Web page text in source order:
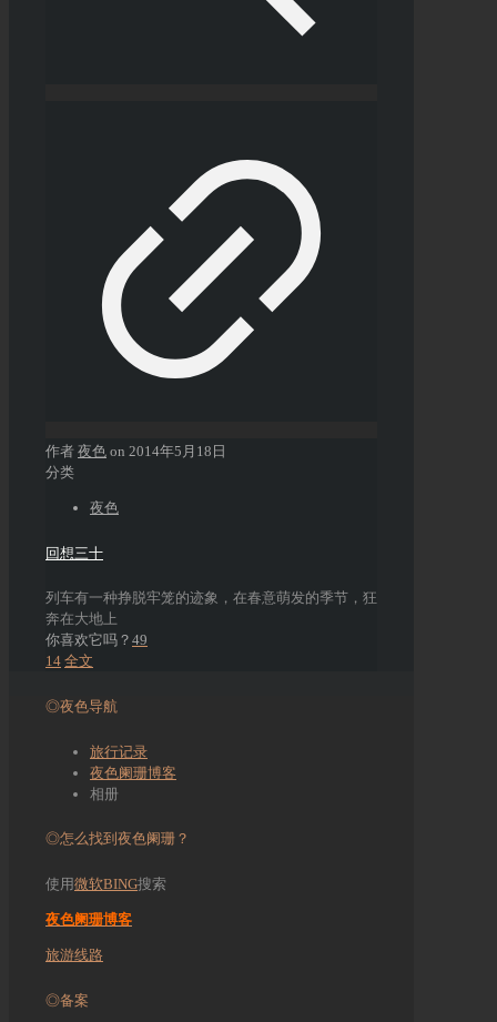
作者 夜色 on 2014年5月18日
分类
夜色
回想三十
列车有一种挣脱牢笼的迹象，在春意萌发的季节，狂
奔在大地上
你喜欢它吗？ 49
14 全文
◎夜色导航
旅行记录
夜色阑珊博客
相册
◎怎么找到夜色阑珊？
使用微软BING搜索
夜色阑珊博客
旅游线路
◎备案